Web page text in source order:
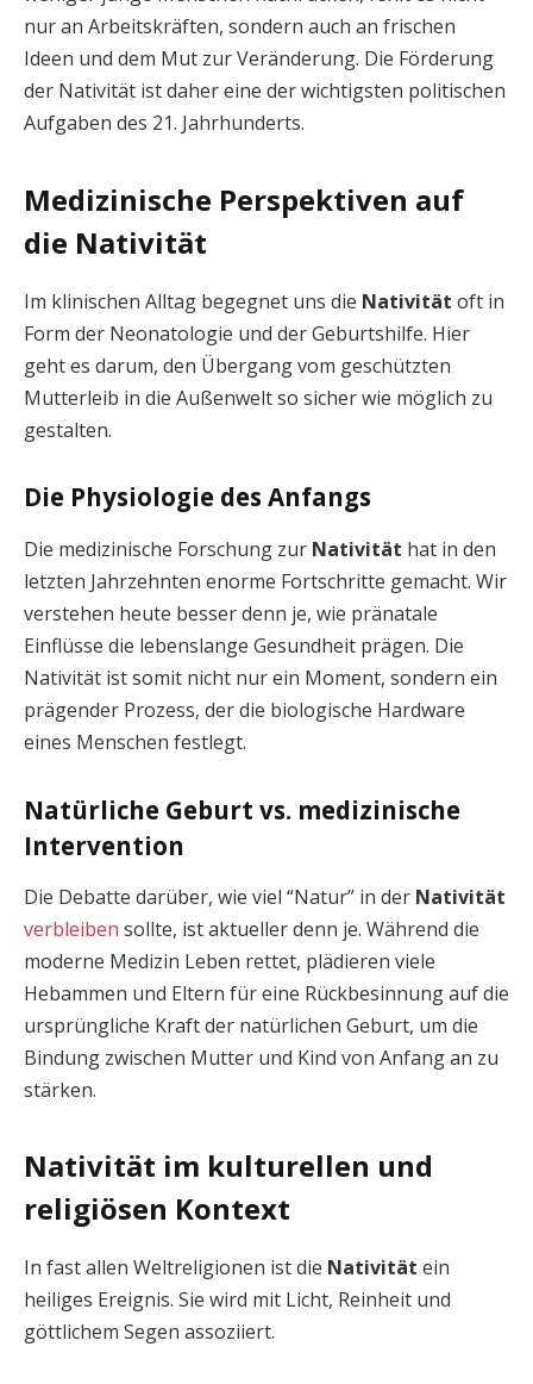
nur an Arbeitskräften, sondern auch an frischen
Ideen und dem Mut zur Veränderung. Die Förderung
der Nativität ist daher eine der wichtigsten politischen
Aufgaben des 21. Jahrhunderts.
Medizinische Perspektiven auf
die Nativität
Im klinischen Alltag begegnet uns die Nativität oft in
Form der Neonatologie und der Geburtshilfe. Hier
geht es darum, den Übergang vom geschützten
Mutterleib in die Außenwelt so sicher wie möglich zu
gestalten.
Die Physiologie des Anfangs
Die medizinische Forschung zur Nativität hat in den
letzten Jahrzehnten enorme Fortschritte gemacht. Wir
verstehen heute besser denn je, wie pränatale
Einflüsse die lebenslange Gesundheit prägen. Die
Nativität ist somit nicht nur ein Moment, sondern ein
prägender Prozess, der die biologische Hardware
eines Menschen festlegt.
Natürliche Geburt vs. medizinische
Intervention
Die Debatte darüber, wie viel “Natur” in der Nativität
verbleiben sollte, ist aktueller denn je. Während die
moderne Medizin Leben rettet, plädieren viele
Hebammen und Eltern für eine Rückbesinnung auf die
ursprüngliche Kraft der natürlichen Geburt, um die
Bindung zwischen Mutter und Kind von Anfang an zu
stärken.
Nativität im kulturellen und
religiösen Kontext
In fast allen Weltreligionen ist die Nativität ein
heiliges Ereignis. Sie wird mit Licht, Reinheit und
göttlichem Segen assoziiert.